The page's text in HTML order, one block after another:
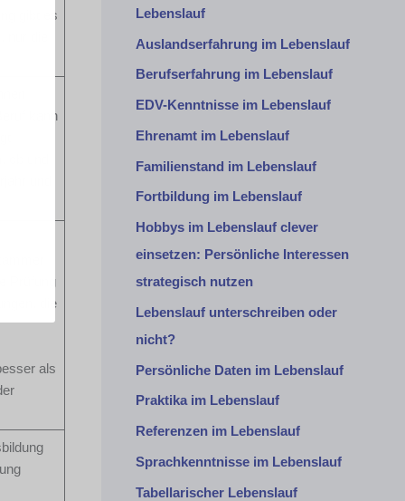
gibt es
kann
Prüfung
die
als
Lebenslauf
Auslandserfahrung im Lebenslauf
Berufserfahrung im Lebenslauf
EDV-Kenntnisse im Lebenslauf
Ehrenamt im Lebenslauf
Familienstand im Lebenslauf
Fortbildung im Lebenslauf
Hobbys im Lebenslauf clever
einsetzen: Persönliche Interessen
strategisch nutzen
Lebenslauf unterschreiben oder
nicht?
Persönliche Daten im Lebenslauf
Praktika im Lebenslauf
Referenzen im Lebenslauf
Sprachkenntnisse im Lebenslauf
Tabellarischer Lebenslauf